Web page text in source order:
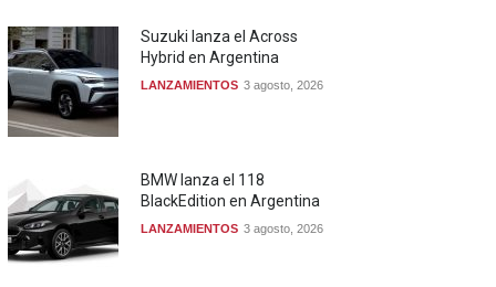
Suzuki lanza el Across
Hybrid en Argentina
LANZAMIENTOS 3 agosto, 2026
BMW lanza el 118
BlackEdition en Argentina
LANZAMIENTOS 3 agosto, 2026